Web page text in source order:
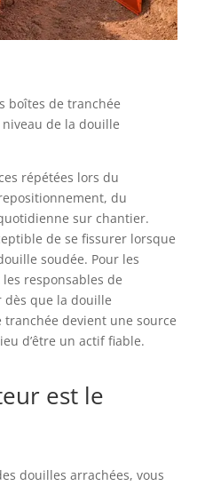
boîtes de tranchée
de la douille
répétées lors du
du
sur chantier.
de se fissurer lorsque
soudée. Pour les
responsables de
dès que la douille
devient une source
d’être un actif fiable.
est le
douilles arrachées, vous